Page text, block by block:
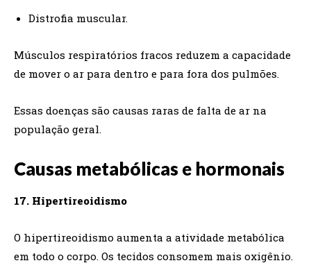
Distrofia muscular.
Músculos respiratórios fracos reduzem a capacidade
de mover o ar para dentro e para fora dos pulmões.
Essas doenças são causas raras de falta de ar na
população geral.
Causas metabólicas e hormonais
17. Hipertireoidismo
O hipertireoidismo aumenta a atividade metabólica
em todo o corpo. Os tecidos consomem mais oxigênio.